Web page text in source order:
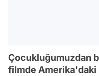
Çocukluğumuzdan
filmde Amerika'daki